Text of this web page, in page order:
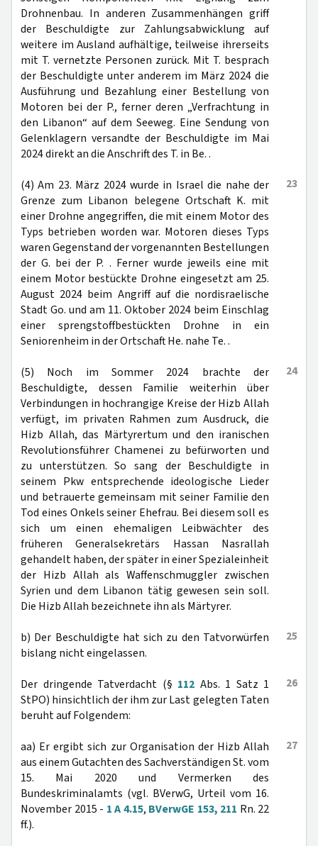
Drohnenbau. In anderen Zusammenhängen griff
der Beschuldigte zur Zahlungsabwicklung auf
weitere im Ausland aufhältige, teilweise ihrerseits
mit T. vernetzte Personen zurück. Mit T. besprach
der Beschuldigte unter anderem im März 2024 die
Ausführung und Bezahlung einer Bestellung von
Motoren bei der P., ferner deren „Verfrachtung in
den Libanon“ auf dem Seeweg. Eine Sendung von
Gelenklagern versandte der Beschuldigte im Mai
2024 direkt an die Anschrift des T. in Be. .
23
(4) Am 23. März 2024 wurde in Israel die nahe der
Grenze zum Libanon belegene Ortschaft K. mit
einer Drohne angegriffen, die mit einem Motor des
Typs betrieben worden war. Motoren dieses Typs
waren Gegenstand der vorgenannten Bestellungen
der G. bei der P. . Ferner wurde jeweils eine mit
einem Motor bestückte Drohne eingesetzt am 25.
August 2024 beim Angriff auf die nordisraelische
Stadt Go. und am 11. Oktober 2024 beim Einschlag
einer sprengstoffbestückten Drohne in ein
Seniorenheim in der Ortschaft He. nahe Te. .
24
(5) Noch im Sommer 2024 brachte der
Beschuldigte, dessen Familie weiterhin über
Verbindungen in hochrangige Kreise der Hizb Allah
verfügt, im privaten Rahmen zum Ausdruck, die
Hizb Allah, das Märtyrertum und den iranischen
Revolutionsführer Chamenei zu befürworten und
zu unterstützen. So sang der Beschuldigte in
seinem Pkw entsprechende ideologische Lieder
und betrauerte gemeinsam mit seiner Familie den
Tod eines Onkels seiner Ehefrau. Bei diesem soll es
sich um einen ehemaligen Leibwächter des
früheren Generalsekretärs Hassan Nasrallah
gehandelt haben, der später in einer Spezialeinheit
der Hizb Allah als Waffenschmuggler zwischen
Syrien und dem Libanon tätig gewesen sein soll.
Die Hizb Allah bezeichnete ihn als Märtyrer.
25
b) Der Beschuldigte hat sich zu den Tatvorwürfen
bislang nicht eingelassen.
26
Der dringende Tatverdacht (§ 112 Abs. 1 Satz 1
StPO) hinsichtlich der ihm zur Last gelegten Taten
beruht auf Folgendem:
27
aa) Er ergibt sich zur Organisation der Hizb Allah
aus einem Gutachten des Sachverständigen St. vom
15. Mai 2020 und Vermerken des
Bundeskriminalamts (vgl. BVerwG, Urteil vom 16.
November 2015 - 1 A 4.15, BVerwGE 153, 211 Rn. 22
ff.).